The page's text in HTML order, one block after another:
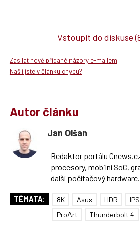
Vstoupit do diskuse
Zasílat nově přidané názory e-mailem
Našli jste v článku chybu?
Autor článku
Jan Olšan
Redaktor portálu
procesory, mobilní SoC,
další počítačový hardware.
TÉMATA: 8K Asus HDR IPS
ProArt
Thunderbolt 4